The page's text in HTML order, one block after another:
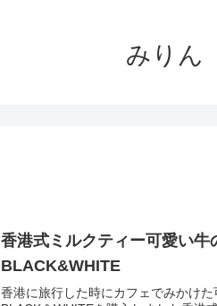
みりん
香港式ミルクティー可愛い
BLACK&WHITE
香港に旅行した時にカフェでみかけ